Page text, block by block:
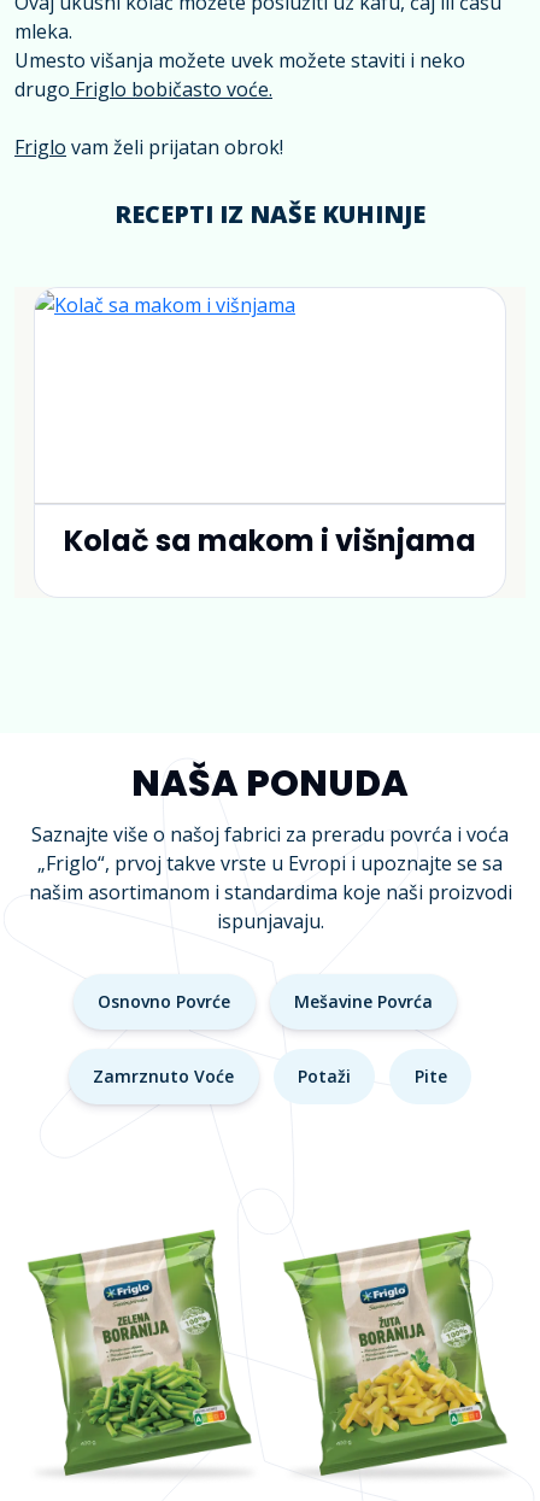
mleka.
Umesto višanja možete uvek možete staviti i neko
drugo Friglo bobičasto voće.
Friglo vam želi prijatan obrok!
RECEPTI IZ NAŠE KUHINJE
Kolač sa makom i višnjama
NAŠA PONUDA
Saznajte više o našoj fabrici za preradu povrća i voća
„Friglo“, prvoj takve vrste u Evropi i upoznajte se sa
našim asortimanom i standardima koje naši proizvodi
ispunjavaju.
Osnovno Povrće Mešavine Povrća
Zamrznuto Voće Potaži Pite